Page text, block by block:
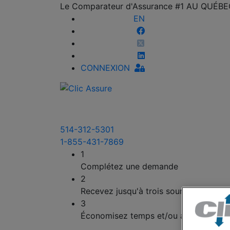
Le Comparateur d'Assurance #1 AU
EN
CONNEXION
514-312-5301
1-855-431-7869
1
Complétez une demande
2
Recevez jusqu'à trois soumissions
3
Économisez temps et/ou argent